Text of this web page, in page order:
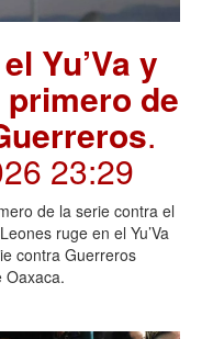
Yu’Va y
de
.
23:29
de la serie contra el
ruge en el Yu’Va
contra Guerreros
Oaxaca.